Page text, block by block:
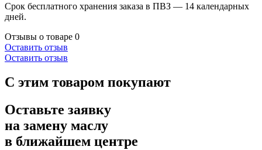
Срок бесплатного хранения заказа в ПВЗ — 14 календарных
дней.
Отзывы о товаре 0
Оставить отзыв
Оставить отзыв
С этим товаром покупают
Оставьте заявку
на замену маслу
в ближайшем центре